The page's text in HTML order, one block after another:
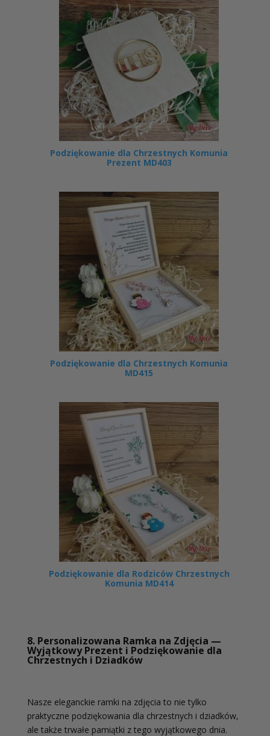
Podziękowanie dla Chrzestnych Komunia
Prezent MD403
Podziękowanie dla Chrzestnych Komunia
MD415
Podziękowanie dla Rodziców Chrzestnych
Komunia MD414
8. Personalizowana Ramka na Zdjęcia —
Wyjątkowy Prezent i Podziękowanie dla
Chrzestnych i Dziadków
Nasze eleganckie ramki na zdjęcia to nie tylko
praktyczne podziękowania dla chrzestnych i dziadków,
ale także trwałe pamiątki z tego wyjątkowego dnia.